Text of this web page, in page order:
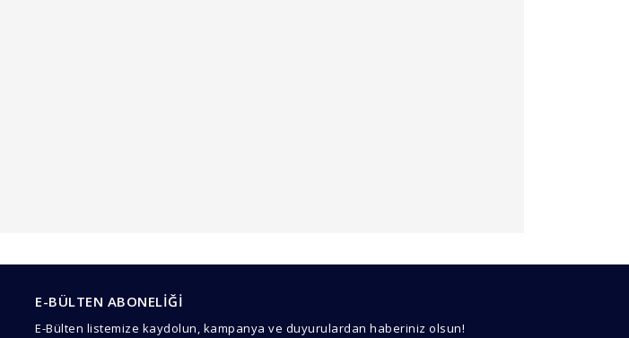
E-BÜLTEN ABONELİĞİ
E-Bülten listemize kaydolun, kampanya ve duyurulardan haberiniz olsun!